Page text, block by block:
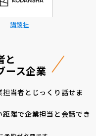
講談社
と
ース企業
当者とじっくり話せま
離で企業担当と会話でき